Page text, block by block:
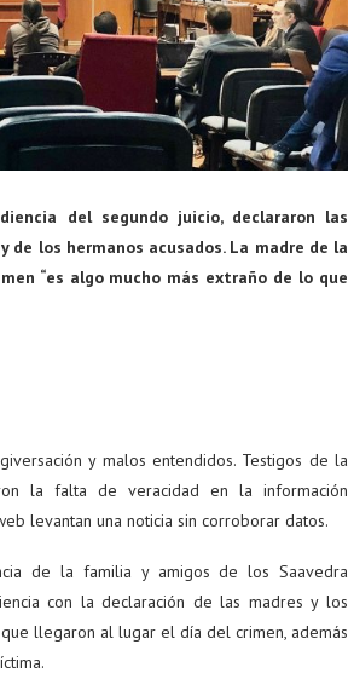
del segundo juicio, declararon las
de los hermanos acusados. La madre de la
“es algo mucho más extraño de lo que
y malos entendidos. Testigos de la
la falta de veracidad en la información
levantan una noticia sin corroborar datos.
de la familia y amigos de los Saavedra
con la declaración de las madres y los
llegaron al lugar el día del crimen, además